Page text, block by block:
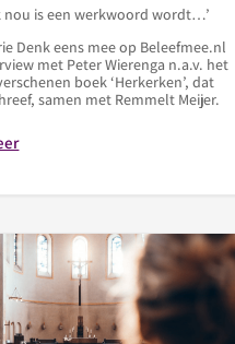
nou is een werkwoord wordt…’
Denk eens mee op Beleefmee.nl
met Peter Wierenga n.a.v. het
boek ‘Herkerken’, dat
samen met Remmelt Meijer.